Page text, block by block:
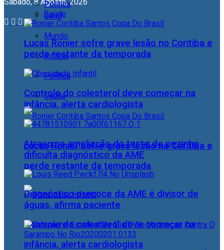
Geral
Mundo
Polícia
Política
Saúde
Lucas Ronier sofre grave lesão no Coritiba e
perde restante da temporada
Controle do colesterol deve começar na
infância, alerta cardiologista
Política
Saúde
Lucas Ronier sofre grave lesão no Coritiba e
perde restante da temporada
Controle do colesterol deve começar na
infância, alerta cardiologista
Atraso na ampliação do teste do pezinho
dificulta diagnóstico da AME
Diagnóstico precoce da AME é divisor de
águas, afirma paciente